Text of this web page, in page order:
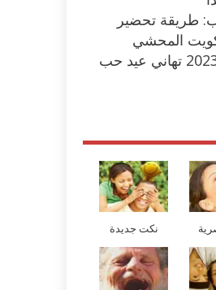
طريقة تحضير
المحشي
رسائل الفلانتين للحبيب 2023 تهاني عيد حب
نكت جديدة